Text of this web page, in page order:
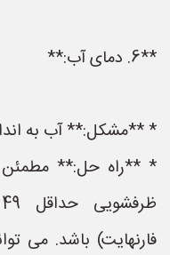
**6. دمای آب:**
* **مشکل:** آب به
* **راه حل:** مطمئن
فارنهایت) باشد. می